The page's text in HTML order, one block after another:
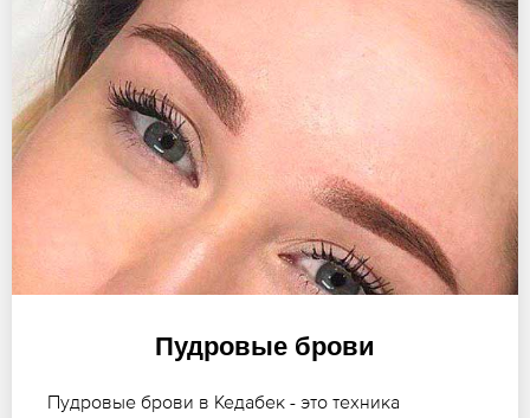
Пудровые брови
Пудровые брови в Кедабек - это техника